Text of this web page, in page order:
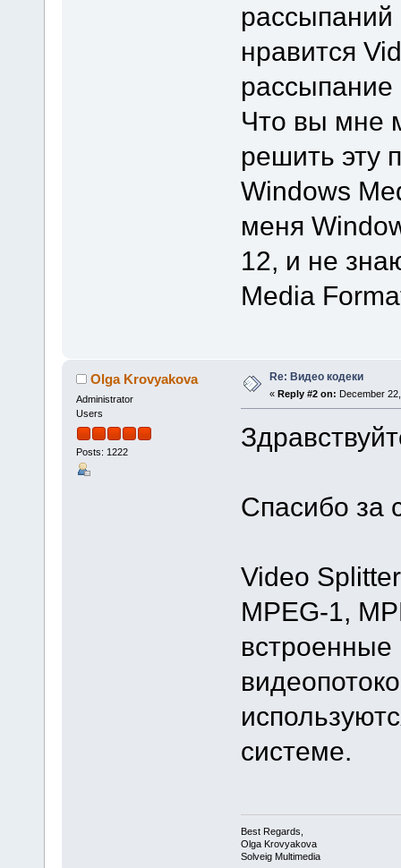
нравится
Что вы мне
решить эту
Windows
меня
12, и не
Media
Olga Krovyakova
Administrator
Users
Posts: 1222
Re: Видео кодеки
« Reply #2 on: December
Спасибо за
Video
MPEG-1,
встроенные
системе.
Best Regards,
Olga Krovyakova
Solveig Multimedia